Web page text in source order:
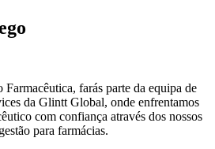
farás parte da equipa de
da Glintt Global, onde enfrentamos
com confiança através dos nossos
para farmácias.